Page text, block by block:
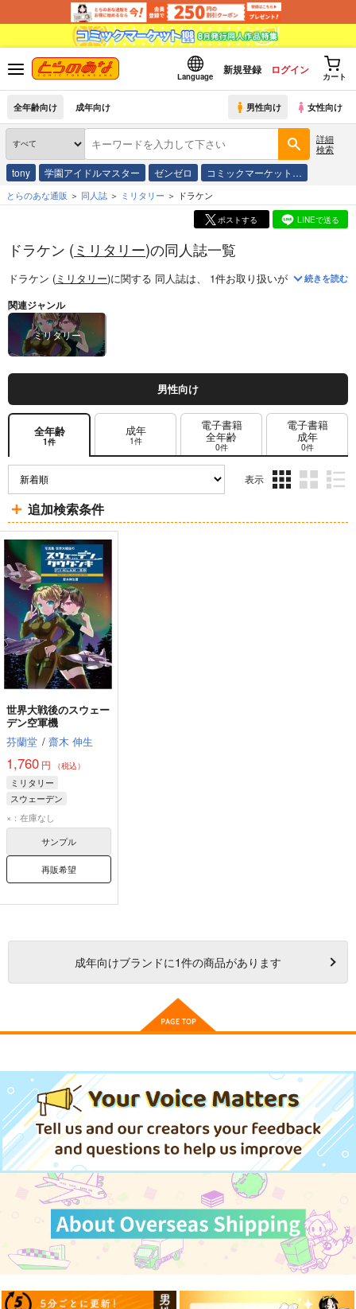
Language
新規登録 ログイン
カート
全年齢向け 成年向け 男性向け 女性向け
詳細
検索
tony 学園アイドルマスター ゼンゼロ コミックマーケット…
とらのあな通販 同人誌 ミリタリー ドラケン
ポストする LINEで送る
ドラケン (ミリタリー)の同人誌一覧
ドラケン (ミリタリー)に関する 同人誌は、 1件お取り扱いがございます。
続きを読む
関連ジャンル
ミリタリー
男性向け
全年齢
1件
成年
1件
電子書籍
全年齢
0件
電子書籍
成年
0件
表示
ム
ム
ム
追加検索条件
世界大戦後のスウェー
デン空軍機
芬蘭堂 / 齋木 伸生
1,760 円 （税込）
ミリタリー
スウェーデン
ウィッチ
×：在庫なし
サンプル
再販希望
成年向けブランドに1件の商品があります